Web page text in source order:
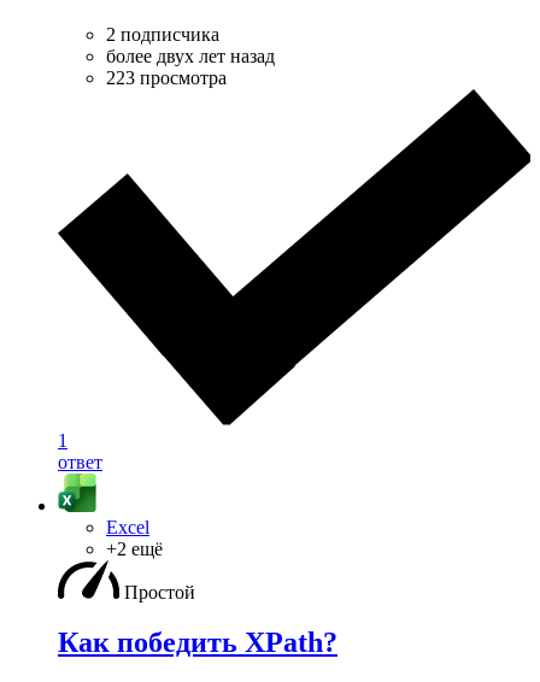
2 подписчика
более двух лет назад
223 просмотра
1
ответ
Excel
+2 ещё
Простой
Как победить XPath?